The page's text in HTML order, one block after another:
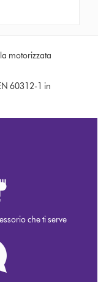
motorizzata
60312-1 in
che ti serve